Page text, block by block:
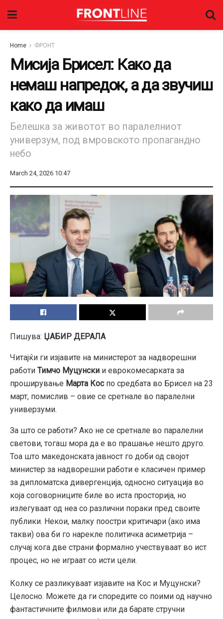
Home ФРОНТ
Мисија Брисел: Како да
немаш напредок, а да звучиш
како да имаш
Белешка за животот во паралелниот
универзум, под вмровското пропагандно
небо
March 24, 2026 10:47
Пишува: ЏАБИР ДЕРАЛА
Читајќи ги изјавите на министерот за надворешни
работи Тимчо Муцунски и еврокомесарката за
проширување Марта Коспо средбата во Брисел на 23
март, помислив – овие се сретнале во паралелни
универзуми.
За што се работи? Ако не се сретнале во паралелни
светови, тогаш мора да е во прашање нешто друго.
Тоа што македонската јавност го доби од својот
министер за надворешни работи е класичен пример
за дипломатска дивергенција, односно ситуација во
која соговорниците биле во иста просторија, но
излегуваат од неа со различни пораки пред своите
публики. Некои, малку поостри критичари (ако има
такви) ова би го нарекле политичка асиметрија –
случај кога две страни формално учествуваат во ист
процес, но не играат со исти цели.
Колку се разликуваат изјавите на Кос и Муцунски?
Целосно. Можете да ги споредите со поими од научно
фантастичните филмови или да барате стручни